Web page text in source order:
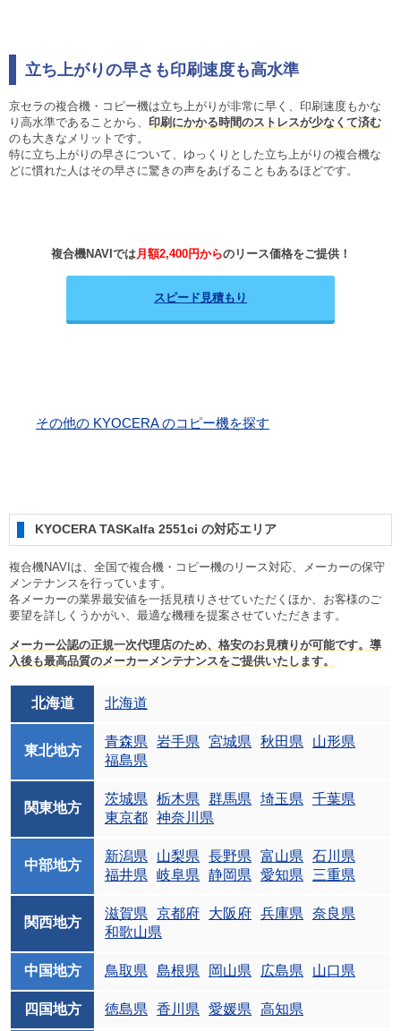
立ち上がりの早さも印刷速度も高水準
京セラの複合機・コピー機は立ち上がりが非常に早く、印刷速度もかな
り高水準であることから、 印刷にかかる時間のストレスが少なくて済む
のも大きなメリットです。
特に立ち上がりの早さについて、ゆっくりとした立ち上がりの複合機な
どに慣れた人はその早さに驚きの声をあげることもあるほどです。
複合機NAVIでは月額2,400円からのリース価格をご提供！
スピード見積もり
その他の KYOCERA のコピー機を探す
KYOCERA TASKalfa 2551ci の対応エリア
複合機NAVIは、全国で複合機・コピー機のリース対応、メーカーの保守
メンテナンスを行っています。
各メーカーの業界最安値を一括見積りさせていただくほか、お客様のご
要望を詳しくうかがい、最適な機種を提案させていただきます。
メーカー公認の正規一次代理店のため、格安のお見積りが可能です。導
入後も最高品質のメーカーメンテナンスをご提供いたします。
北海道 北海道
東北地方
青森県 岩手県 宮城県 秋田県
山形県
福島県
関東地方
茨城県 栃木県 群馬県 埼玉県
千葉県
東京都 神奈川県
中部地方
新潟県 山梨県 長野県 富山県
石川県
福井県
岐阜県 静岡県 愛知県 三重県
関西地方
滋賀県 京都府 大阪府 兵庫県
奈良県
和歌山県
中国地方 鳥取県 島根県 岡山県 広島県 山口県
四国地方 徳島県 香川県 愛媛県 高知県